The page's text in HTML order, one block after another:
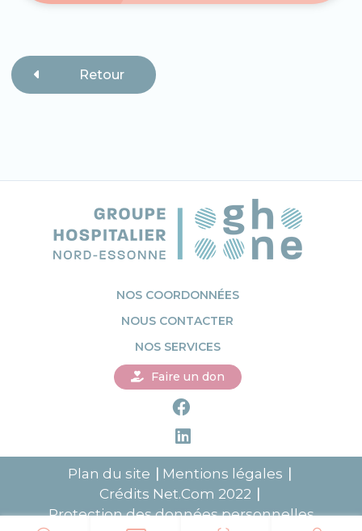
Retour
NOS COORDONNÉES
NOUS CONTACTER
NOS SERVICES
Faire un don
Plan du site
Mentions légales
Crédits Net.Com 2022
Protection des données personnelles